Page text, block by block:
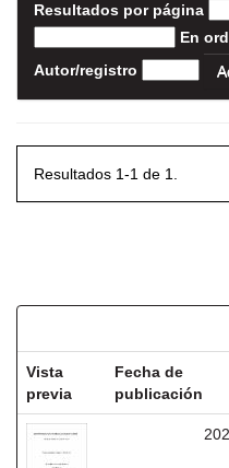
Resultados por página
En
Autor/registro
Resultados 1-1 de 1.
Vista
previa
Fecha de
publicación